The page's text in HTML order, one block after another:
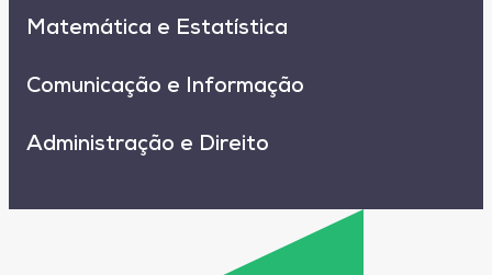
Matemática e Estatística
Comunicação e Informação
Administração e Direito